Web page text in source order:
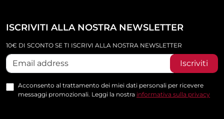
ISCRIVITI ALLA NOSTRA NEWSLETTER
10€ DI SCONTO SE TI ISCRIVI ALLA NOSTRA NEWSLETTER
Iscriviti
Acconsento al trattamento dei miei dati personali per ricevere
messaggi promozionali. Leggi la nostra informativa sulla privacy